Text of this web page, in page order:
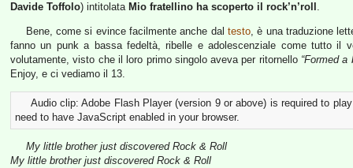
Davide Toffolo) intitolata Mio fratellino ha scoperto il rock’n’roll .
Bene, come si evince facilmente anche dal testo, è una traduzione
fanno un punk a bassa fedeltà, ribelle e adolescenziale come tutto il
volutamente, visto che il loro primo singolo aveva per ritornello “Formed
Enjoy, e ci vediamo il 13.
Audio clip: Adobe Flash Player (version 9 or above) is required to
need to have JavaScript enabled in your browser.
My little brother just discovered Rock & Roll
My little brother just discovered Rock & Roll